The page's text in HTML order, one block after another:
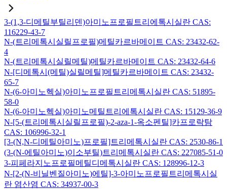
3-(1,3-디메틸부틸리덴)아미노프로필트리에톡시실란 CAS:
116229-43-7
N-(트리메톡시실릴프로필)메틸카르바메이트 CAS: 23432-62-
4
N-(트리메톡시실릴메틸)메틸카르바메이트 CAS: 23432-64-6
N-[디메톡시(메틸)실릴메틸]메틸카르바메이트 CAS: 23432-
65-7
N-(6-아미노헥실)아미노프로필트리메톡시실란 CAS: 51895-
58-0
N-(6-아미노헥실)아미노메틸트리에톡시실란 CAS: 15129-36-9
N-[5-(트리메톡시실릴프로필)-2-aza-1-옥소펜틸]카프로락탐
CAS: 106996-32-1
[3-(N,N-디메틸아미노)프로필]트리메톡시실란 CAS: 2530-86-1
(3-(N-에틸아미노)이소부틸)트리메톡시실란 CAS: 227085-51-0
3-피페라지노프로필메틸디메톡시실란 CAS: 128996-12-3
N-[2-(N-비닐벤질아미노)에틸]-3-아미노프로필트리메톡시실
란 염산염 CAS: 34937-00-3